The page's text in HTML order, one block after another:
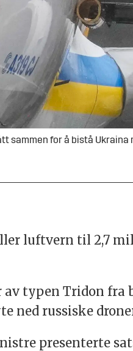
sammen for å bistå
luftvern til 2,7
typen Tridon fra
ned russiske
presenterte